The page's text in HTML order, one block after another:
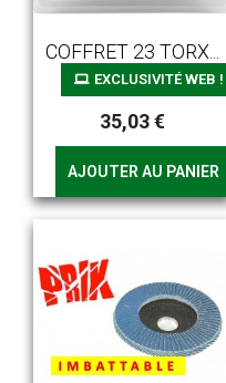
COFFRET 23 TORX...
35,03 €
AJOUTER AU PANIER
EXCLUSIVITÉ WEB !